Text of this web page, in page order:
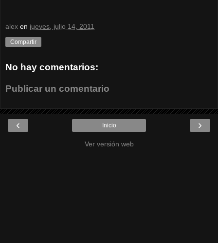
alex en jueves, julio 14, 2011
Compartir
No hay comentarios:
Publicar un comentario
‹ ›
Inicio
Ver versión web